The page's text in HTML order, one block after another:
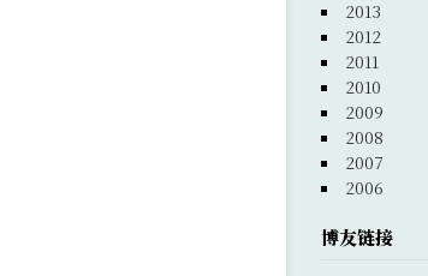
2013
2012
2011
2010
2009
2008
2007
2006
博友链接